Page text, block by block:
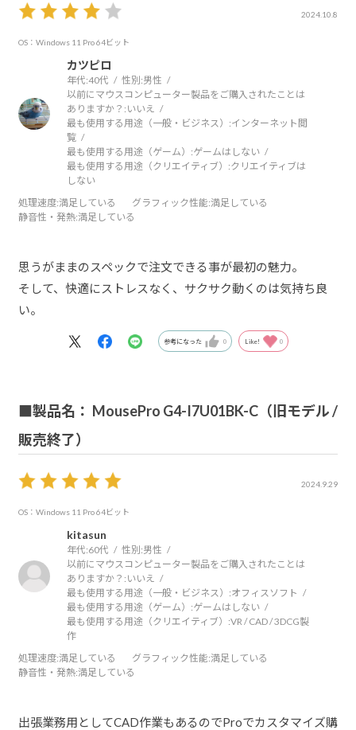
2024.10.8
OS：Windows 11 Pro 64ビット
カツピロ
年代:40代 性別:男性
以前にマウスコンピューター製品をご購入されたことは
ありますか？: いいえ
最も使用する用途（一般・ビジネス）:インターネット閲
覧
最も使用する用途（ゲーム）:ゲームはしない
最も使用する用途（クリエイティブ）:クリエイティブは
しない
処理速度:満足している グラフィック性能:満足している
静音性・発熱:満足している
思うがままのスペックで注文できる事が最初の魅力。
そして、快適にストレスなく、サクサク動くのは気持ち良
い。
参考になった 0 Like! 0
■製品名： MousePro G4-I7U01BK-C（旧モデル /
販売終了）
2024.9.29
OS：Windows 11 Pro 64ビット
kitasun
年代:60代 性別:男性
以前にマウスコンピューター製品をご購入されたことは
ありますか？: いいえ
最も使用する用途（一般・ビジネス）:オフィスソフト
最も使用する用途（ゲーム）:ゲームはしない
最も使用する用途（クリエイティブ）:VR / CAD / 3DCG製
作
処理速度:満足している グラフィック性能:満足している
静音性・発熱:満足している
出張業務用としてCAD作業もあるのでProでカスタマイズ購